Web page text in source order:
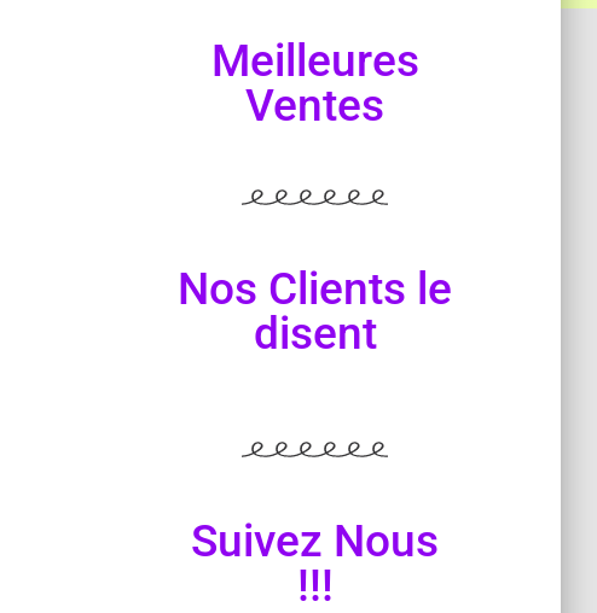
Meilleures
Ventes
Nos Clients le
disent
Suivez Nous
!!!